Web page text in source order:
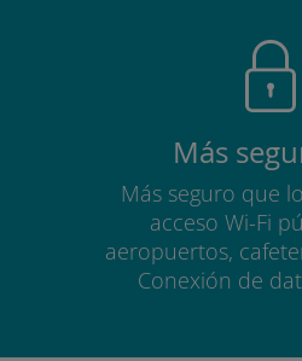
Más
Más seguro que
acceso Wi-Fi
aeropuertos,
Conexión de